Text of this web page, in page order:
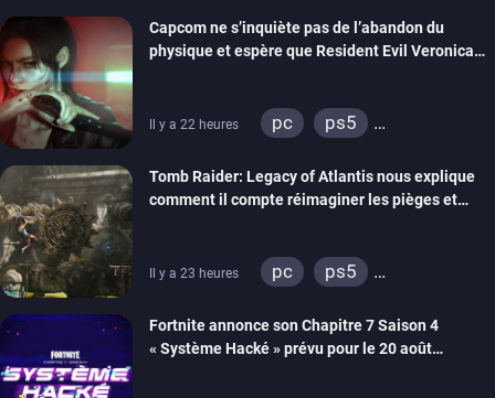
Capcom ne s’inquiète pas de l’abandon du
physique et espère que Resident Evil Veronica
Il y a 22 heures pc
ps5
Tomb Raider: Legacy of Atlantis nous explique
comment il compte réimaginer les pièges et
Il y a 23 heures pc
ps5
Fortnite annonce son Chapitre 7 Saison 4
« Système Hacké » prévu pour le 20 août